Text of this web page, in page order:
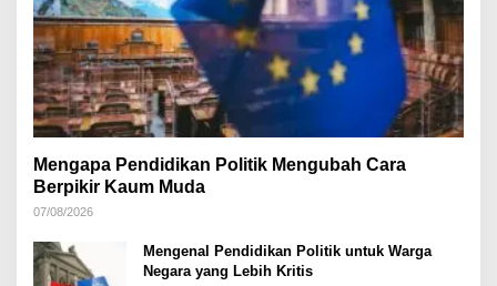
Mengapa Pendidikan Politik Mengubah Cara
Berpikir Kaum Muda
07/08/2026
Mengenal Pendidikan Politik untuk Warga
Negara yang Lebih Kritis